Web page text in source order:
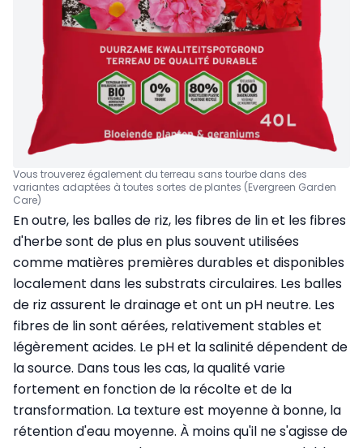
Vous trouverez également du terreau sans tourbe dans des
variantes adaptées à toutes sortes de plantes (Evergreen Garden
Care)
En outre, les balles de riz, les fibres de lin et les fibres
d'herbe sont de plus en plus souvent utilisées
comme matières premières durables et disponibles
localement dans les substrats circulaires. Les balles
de riz assurent le drainage et ont un pH neutre. Les
fibres de lin sont aérées, relativement stables et
légèrement acides. Le pH et la salinité dépendent de
la source. Dans tous les cas, la qualité varie
fortement en fonction de la récolte et de la
transformation. La texture est moyenne à bonne, la
rétention d'eau moyenne. À moins qu'il ne s'agisse de